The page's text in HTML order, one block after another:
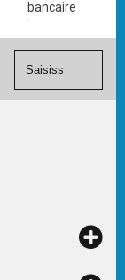
bancaire
(Mastercard,
Visa, ...) et